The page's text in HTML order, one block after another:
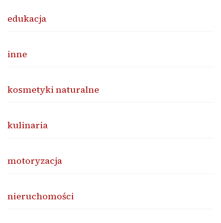
edukacja
inne
kosmetyki naturalne
kulinaria
motoryzacja
nieruchomości